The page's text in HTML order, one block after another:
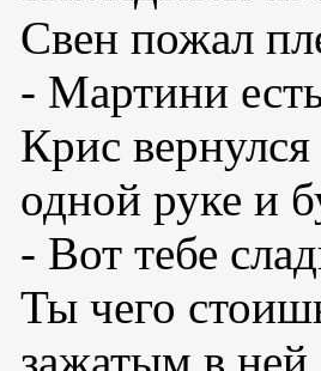
Свен пожал
- Мартини
Крис
одной руке и
- Вот тебе
Ты чего